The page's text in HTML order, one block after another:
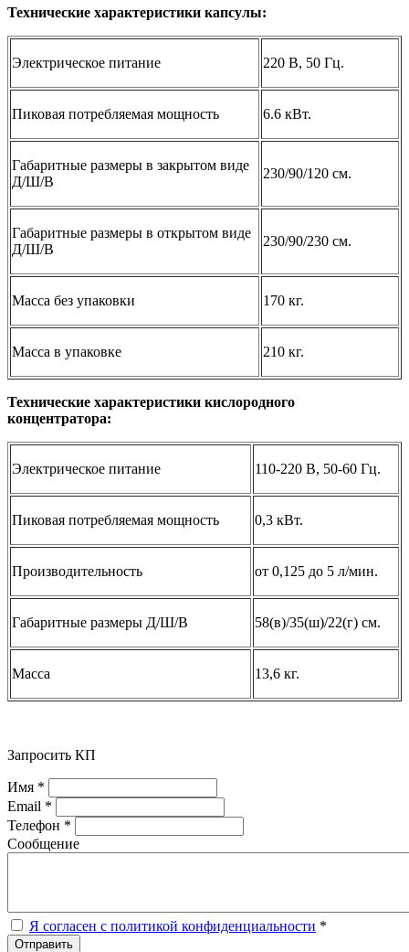
Технические характеристики капсулы:
Электрическое питание 220 В, 50 Гц.
Пиковая потребляемая мощность 6.6 кВт.
Габаритные размеры в закрытом виде
Д/Ш/В
230/90/120 см.
Габаритные размеры в открытом виде
Д/Ш/В
230/90/230 см.
Масса без упаковки 170 кг.
Масса в упаковке 210 кг.
Технические характеристики кислородного
концентратора:
Электрическое питание 110-220 В, 50-60 Гц.
Пиковая потребляемая мощность 0,3 кВт.
Производительность от 0,125 до 5 л/мин.
Габаритные размеры Д/Ш/В 58(в)/35(ш)/22(г) см.
Масса 13,6 кг.
Запросить КП
Имя *
Email *
Телефон *
Сообщение
Я согласен с политикой конфиденциальности *
Отправить